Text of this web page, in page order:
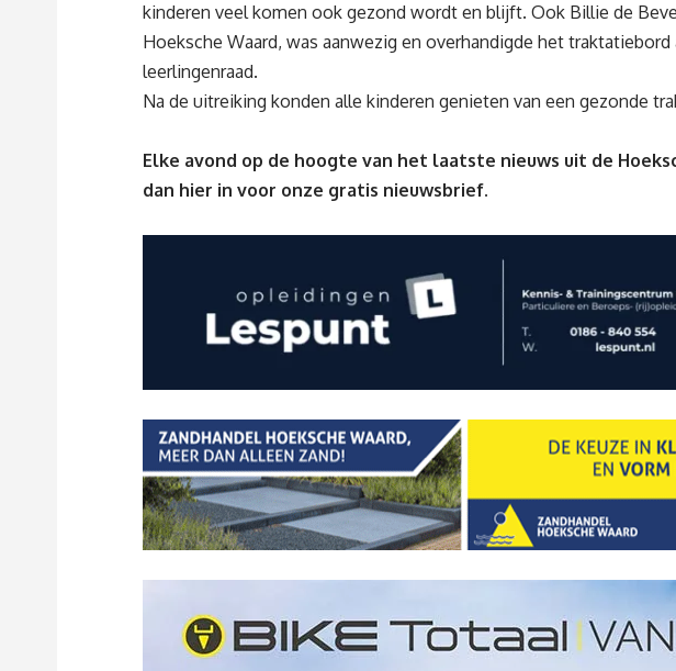
kinderen veel komen ook gezond wordt en blijft. Ook Billie de
Hoeksche Waard, was aanwezig en overhandigde het traktatiebord
leerlingenraad.
Na de uitreiking konden alle kinderen genieten van een gezonde
Elke avond op de hoogte van het laatste nieuws uit de
dan hier in voor onze gratis nieuwsbrief.